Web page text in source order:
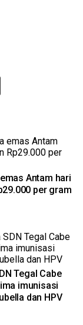
Antam hari
per gram
Tegal Cabe
imunisasi
dan HPV